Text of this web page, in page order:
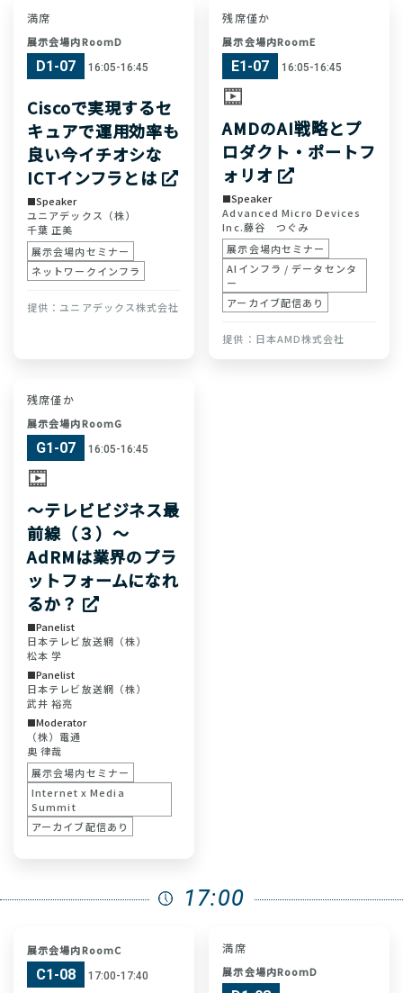
満席
展示会場内RoomD
D1-07 16:05-16:45
Ciscoで実現するセ
キュアで運用効率も
良い今イチオシな
ICTインフラとは
Speaker
ユニアデックス（株）
千葉 正美
展示会場内セミナー
ネットワークインフラ
ユニアデックス株式会社
残席僅か
展示会場内RoomE
E1-07 16:05-16:45
AMDのAI戦略とプ
ロダクト・ポートフ
ォリオ
Speaker
Advanced Micro Devices
Inc.藤谷 つぐみ
展示会場内セミナー
AIインフラ / データセンタ
ー
アーカイブ配信あり
日本AMD株式会社
残席僅か
展示会場内RoomG
G1-07 16:05-16:45
〜テレビビジネス最
前線（３）〜
AdRMは業界のプラ
ットフォームになれ
るか？
Panelist
日本テレビ放送網（株）
松本 学
Panelist
日本テレビ放送網（株）
武井 裕亮
Moderator
（株）電通
奥 律哉
展示会場内セミナー
Internet x Media
Summit
アーカイブ配信あり
17:00
展示会場内RoomC
C1-08 17:00-17:40
満席
展示会場内RoomD